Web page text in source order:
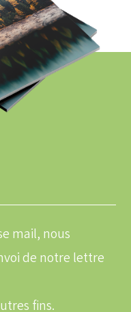
mail, nous
de notre lettre
fins.